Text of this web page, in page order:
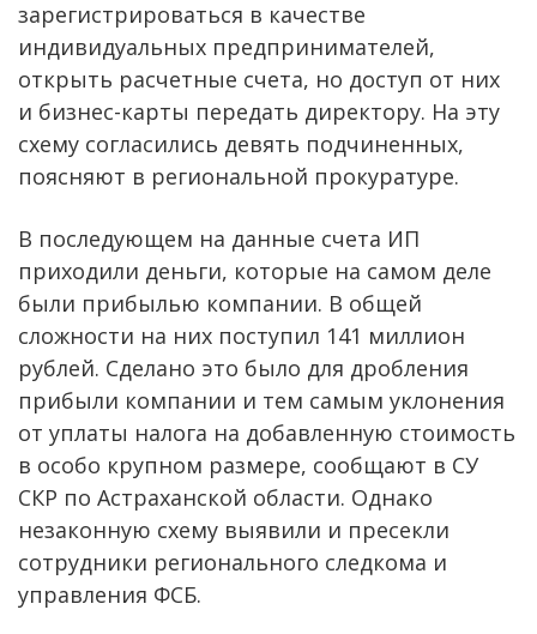
зарегистрироваться в качестве
индивидуальных предпринимателей,
открыть расчетные счета, но доступ от них
и бизнес-карты передать директору. На эту
схему согласились девять подчиненных,
поясняют в региональной прокуратуре.
В последующем на данные счета ИП
приходили деньги, которые на самом деле
были прибылью компании. В общей
сложности на них поступил 141 миллион
рублей. Сделано это было для дробления
прибыли компании и тем самым уклонения
от уплаты налога на добавленную стоимость
в особо крупном размере, сообщают в СУ
СКР по Астраханской области. Однако
незаконную схему выявили и пресекли
сотрудники регионального следкома и
управления ФСБ.